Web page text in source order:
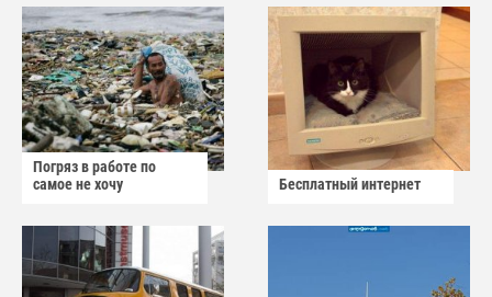
Погряз в работе по
самое не хочу
Бесплатный интернет